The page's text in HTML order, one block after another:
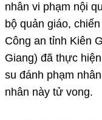
nhân vi phạm nội
bộ quản giáo,
Công an tỉnh Kiên
Giang) đã thực
su đánh phạm
nhân này tử vong.